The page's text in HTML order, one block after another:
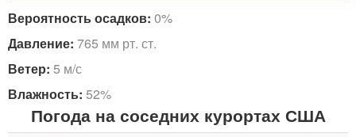
Вероятность осадков: 0%
Давление: 765 мм рт. ст.
Ветер: 5 м/с
Влажность: 52%
Погода на соседних курортах США